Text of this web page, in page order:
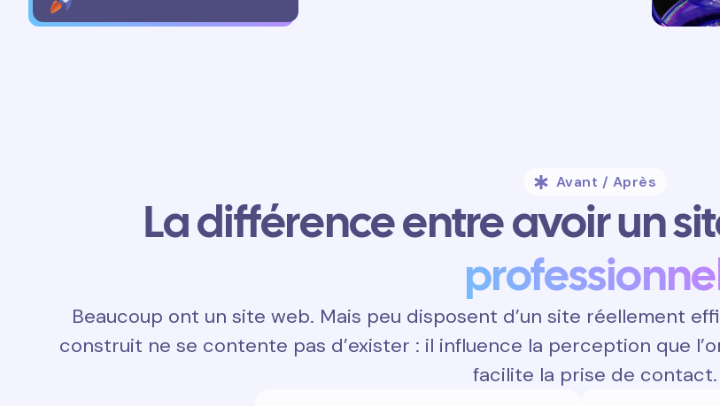
Avant / Après
La différence entre avoir un
Beaucoup ont un site web. Mais peu disposent d’un site réellement
construit ne se contente pas d’exister : il influence la perception que
facilite la prise de contact.